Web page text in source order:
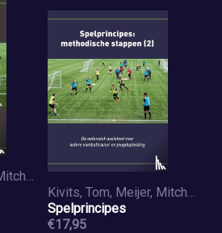
Kivits, Tom, Meijer, Mitchell
Kivits, Tom, Meijer, Mitchell
Spelprincipes
€17,95